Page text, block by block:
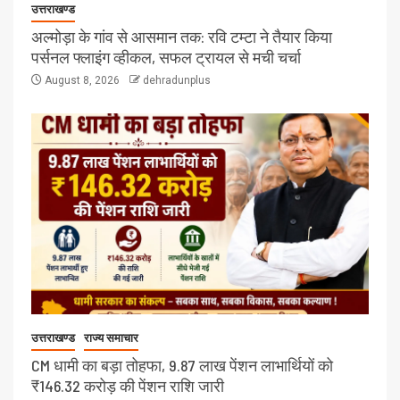
उत्तराखण्ड
अल्मोड़ा के गांव से आसमान तक: रवि टम्टा ने तैयार किया
पर्सनल फ्लाइंग व्हीकल, सफल ट्रायल से मची चर्चा
August 8, 2026 dehradunplus
उत्तराखण्ड राज्य समाचार
CM धामी का बड़ा तोहफा, 9.87 लाख पेंशन लाभार्थियों को
₹146.32 करोड़ की पेंशन राशि जारी